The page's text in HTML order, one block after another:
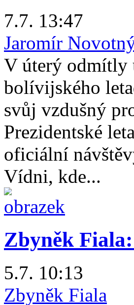
7.7. 13:47
Jaromír
V úterý odmítly
bolívijského
svůj vzdušný
Prezidentské
oficiální
Vídni, kde...
Zbyněk
5.7. 10:13
Zbyněk Fiala